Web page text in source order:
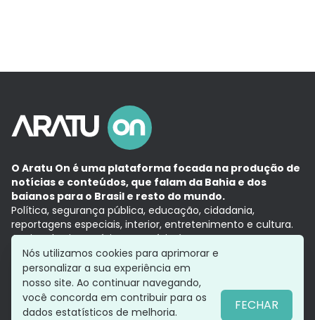
O Aratu On é uma plataforma focada na produção de
notícias e conteúdos, que falam da Bahia e dos
baianos para o Brasil e resto do mundo.
Política, segurança pública, educação, cidadania,
reportagens especiais, interior, entretenimento e cultura.
Aqui, tudo vira notícia e a notícia é no tempo presente,
com a credibilidade do Grupo Aratu.
Grupo Aratu
Política de privacidade
Nós utilizamos cookies para aprimorar e
personalizar a sua experiência em
nosso site. Ao continuar navegando,
você concorda em contribuir para os
dados estatísticos de melhoria.
FECHAR